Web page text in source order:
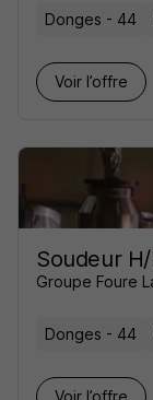
Donges - 44
Voir l’offre
Soudeur
Groupe Foure
Donges - 44
Voir l’offre